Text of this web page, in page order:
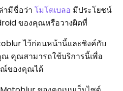
ามีชื่อว่า โมโตเบลอ มีประโยชน์
ของคุณหรือวางผิดที่
ไว้ก่อนหน้านี้และซิงค์กับ
คุณสามารถใช้บริการนี้เพื่อ
ณ์ของคุณได้